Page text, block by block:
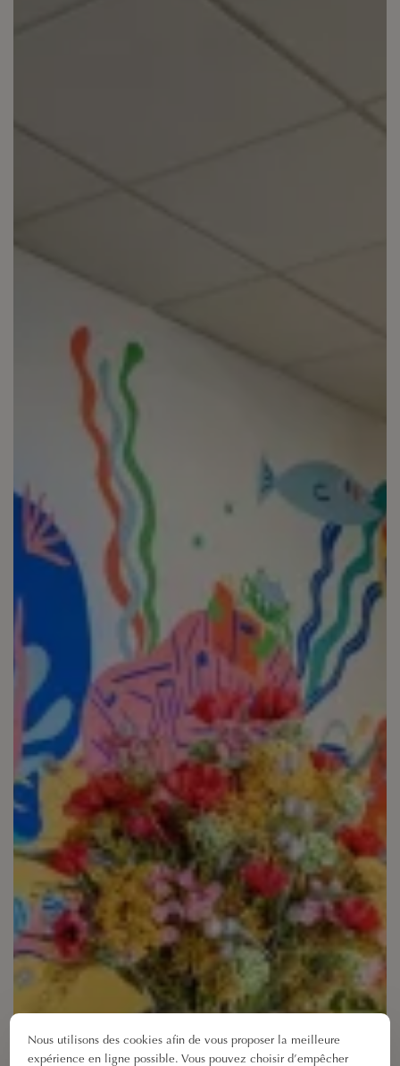
Nous utilisons des cookies afin de vous proposer la meilleure
expérience en ligne possible. Vous pouvez choisir d’empêcher